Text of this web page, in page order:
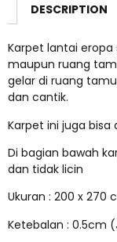
DESCRIPTION
Karpet lantai
maupun ruang
gelar di ruang
dan cantik.
Karpet ini juga bisa
Di bagian bawah
dan tidak licin
Ukuran : 200 x 270
Ketebalan : 0.5cm